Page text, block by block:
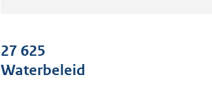
27 625
Waterbeleid